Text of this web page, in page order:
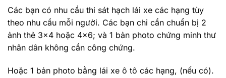
Các bạn có nhu cầu thi sát hạch lái xe các hạng tùy
theo nhu cầu mỗi người. Các bạn chỉ cần chuẩn bị 2
ảnh thẻ 3×4 hoặc 4×6; và 1 bản photo chứng minh thư
nhân dân không cần công chứng.
Hoặc 1 bản photo bằng lái xe ô tô các hạng, (nếu có).